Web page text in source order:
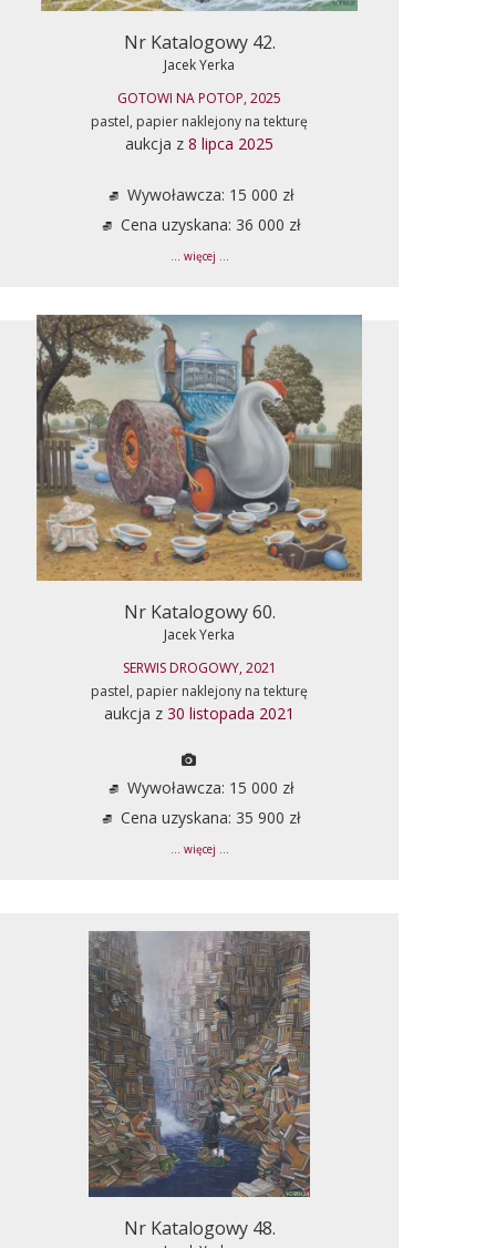
Nr Katalogowy 42.
Jacek Yerka
GOTOWI NA POTOP, 2025
pastel, papier naklejony na tekturę
aukcja z 8 lipca 2025
Wywoławcza: 15 000 zł
Cena uzyskana: 36 000 zł
... więcej ...
Nr Katalogowy 60.
Jacek Yerka
SERWIS DROGOWY, 2021
pastel, papier naklejony na tekturę
aukcja z 30 listopada 2021
Wywoławcza: 15 000 zł
Cena uzyskana: 35 900 zł
... więcej ...
Nr Katalogowy 48.